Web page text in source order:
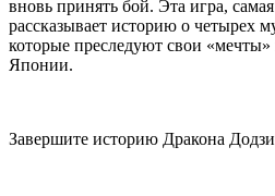
вновь принять бой. Эта игра,
рассказывает историю о четырех
которые преследуют свои
Японии.
Завершите историю Дракона